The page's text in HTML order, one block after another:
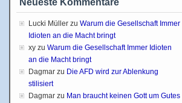
Neueste Kommentare
Lucki Müller zu Warum die Gesellschaft Immer
Idioten an die Macht bringt
xy zu Warum die Gesellschaft Immer Idioten
an die Macht bringt
Dagmar zu Die AFD wird zur Ablenkung
stilisiert
Dagmar zu Man braucht keinen Gott um Gutes